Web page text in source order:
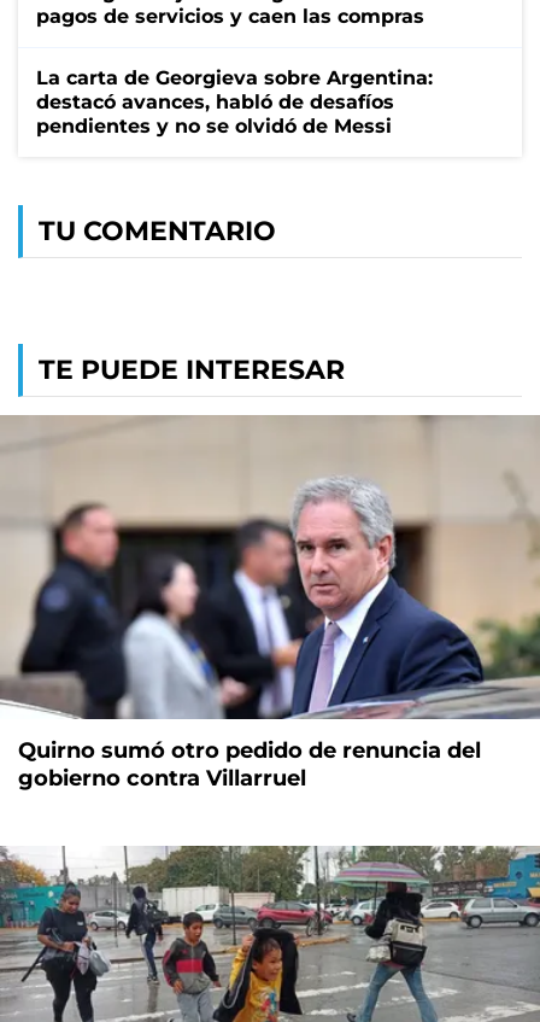
pagos de servicios y caen las compras
La carta de Georgieva sobre Argentina:
destacó avances, habló de desafíos
pendientes y no se olvidó de Messi
TU COMENTARIO
TE PUEDE INTERESAR
Quirno sumó otro pedido de renuncia del
gobierno contra Villarruel